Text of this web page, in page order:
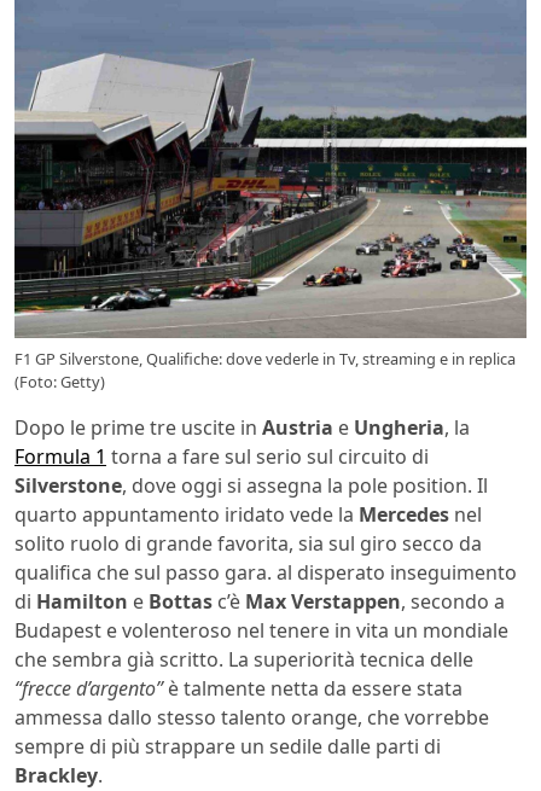
F1 GP Silverstone, Qualifiche: dove vederle in Tv, streaming e in replica
(Foto: Getty)
Dopo le prime tre uscite in Austria e Ungheria, la
Formula 1 torna a fare sul serio sul circuito di
Silverstone, dove oggi si assegna la pole position. Il
quarto appuntamento iridato vede la Mercedes nel
solito ruolo di grande favorita, sia sul giro secco da
qualifica che sul passo gara. al disperato inseguimento
di Hamilton e Bottas c’è Max Verstappen, secondo a
Budapest e volenteroso nel tenere in vita un mondiale
che sembra già scritto. La superiorità tecnica delle
“frecce d’argento”è talmente netta da essere stata
ammessa dallo stesso talento orange, che vorrebbe
sempre di più strappare un sedile dalle parti di
Brackley.